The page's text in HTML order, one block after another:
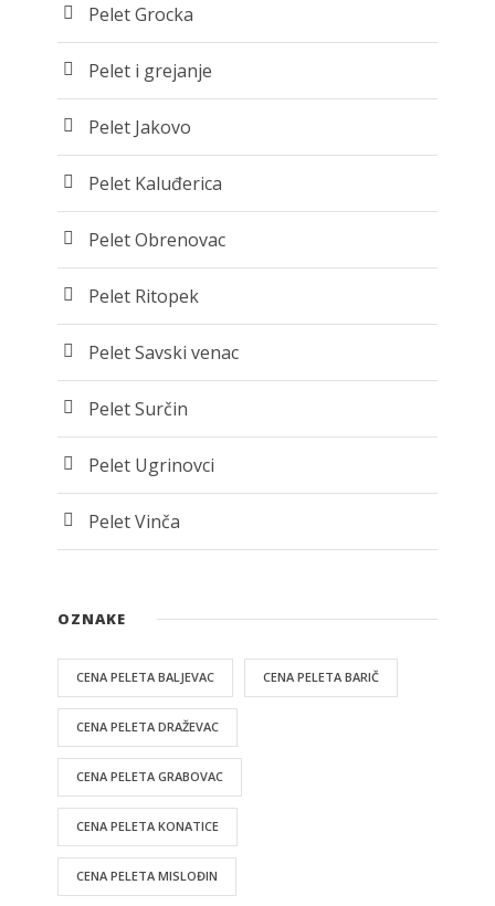
Pelet Grocka
Pelet i grejanje
Pelet Jakovo
Pelet Kaluđerica
Pelet Obrenovac
Pelet Ritopek
Pelet Savski venac
Pelet Surčin
Pelet Ugrinovci
Pelet Vinča
OZNAKE
CENA PELETA BALJEVAC CENA PELETA BARIČ
CENA PELETA DRAŽEVAC
CENA PELETA GRABOVAC
CENA PELETA KONATICE
CENA PELETA MISLOĐIN